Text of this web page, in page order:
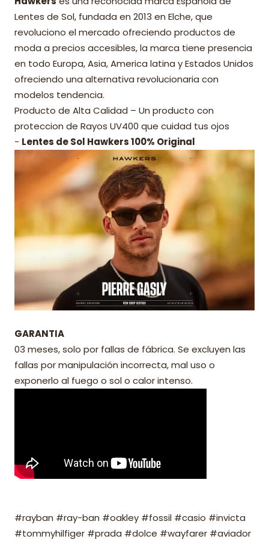
Lentes de Sol, fundada en 2013 en Elche, que
revoluciono el mercado ofreciendo productos de
moda a precios accesibles, la marca tiene presencia
en todo Europa, Asia, America latina y Estados Unidos
ofreciendo una alternativa revolucionaria con
modelos tendencia.
Producto de Alta Calidad – Un producto con
proteccion de Rayos UV400 que cuidad tus ojos
- Lentes de Sol Hawkers 100% Original
GARANTIA
03 meses, solo por fallas de fábrica. Se excluyen las
fallas por manipulación incorrecta, mal uso o
exponerlo al fuego o sol o calor intenso.
#rayban #ray-ban #oakley #fossil #casio #invicta
#tommyhilfiger #prada #dolce #wayfarer #aviador